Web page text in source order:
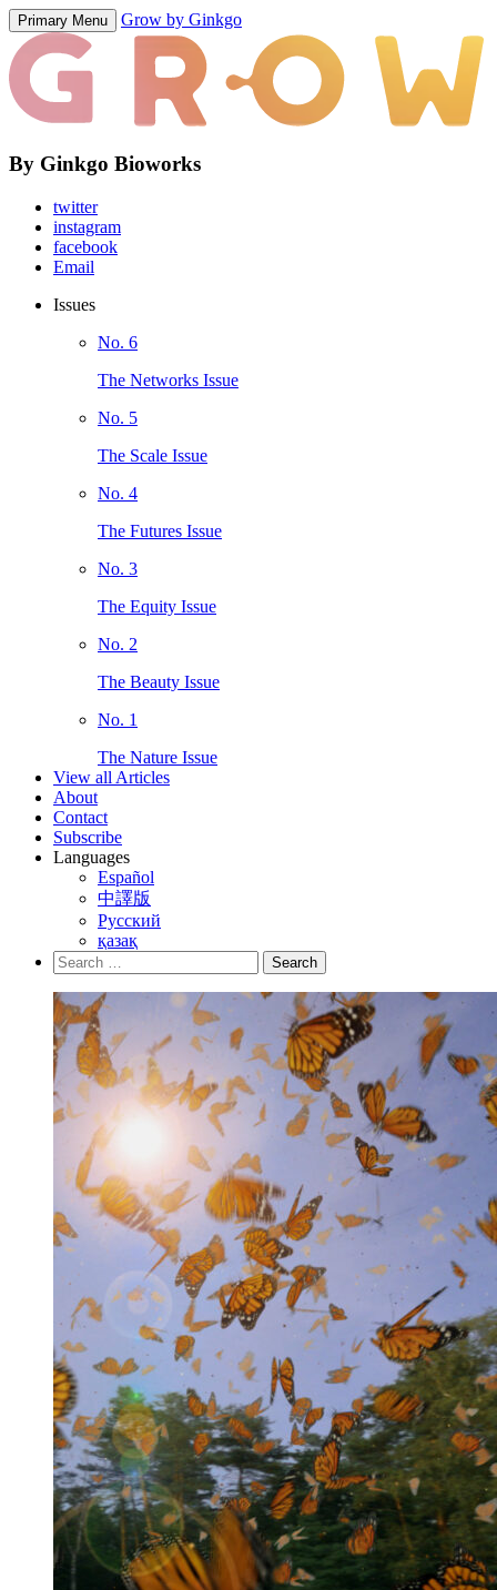
Primary Menu Grow by Ginkgo
By Ginkgo Bioworks
twitter
instagram
facebook
Email
Issues
No. 6
The Networks Issue
No. 5
The Scale Issue
No. 4
The Futures Issue
No. 3
The Equity Issue
No. 2
The Beauty Issue
No. 1
The Nature Issue
View all Articles
About
Contact
Subscribe
Languages
Español
中譯版
Русский
қазақ
Search